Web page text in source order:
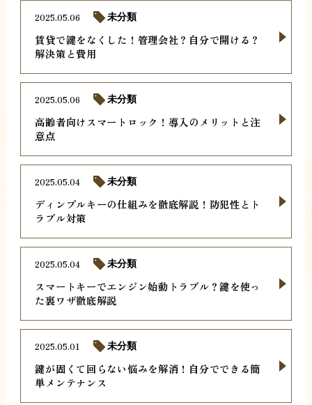
賃貸で鍵をなくした！管理会社？自分で開ける？
解決策と費用
2025.05.06 未分類
高齢者向けスマートロック！導入のメリットと注
意点
2025.05.06 未分類
ディンプルキーの仕組みを徹底解説！防犯性とト
ラブル対策
2025.05.04 未分類
スマートキーでエンジン始動トラブル？鍵を使っ
た裏ワザ徹底解説
2025.05.04 未分類
鍵が固くて回らない悩みを解消！自分でできる簡
単メンテナンス
2025.05.01 未分類